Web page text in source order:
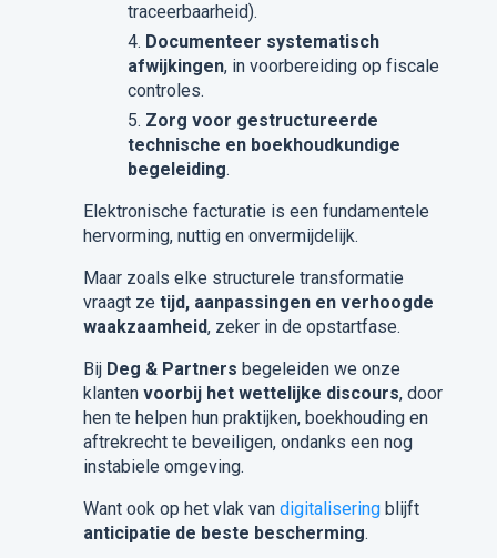
traceerbaarheid).
Documenteer systematisch
afwijkingen, in voorbereiding op fiscale
controles.
Zorg voor gestructureerde
technische en boekhoudkundige
begeleiding.
Elektronische facturatie is een fundamentele
hervorming, nuttig en onvermijdelijk.
Maar zoals elke structurele transformatie
vraagt ze tijd, aanpassingen en verhoogde
waakzaamheid, zeker in de opstartfase.
Bij Deg & Partners begeleiden we onze
klanten voorbij het wettelijke discours, door
hen te helpen hun praktijken, boekhouding en
aftrekrecht te beveiligen, ondanks een nog
instabiele omgeving.
Want ook op het vlak van digitaliseringblijft
anticipatie de beste bescherming.